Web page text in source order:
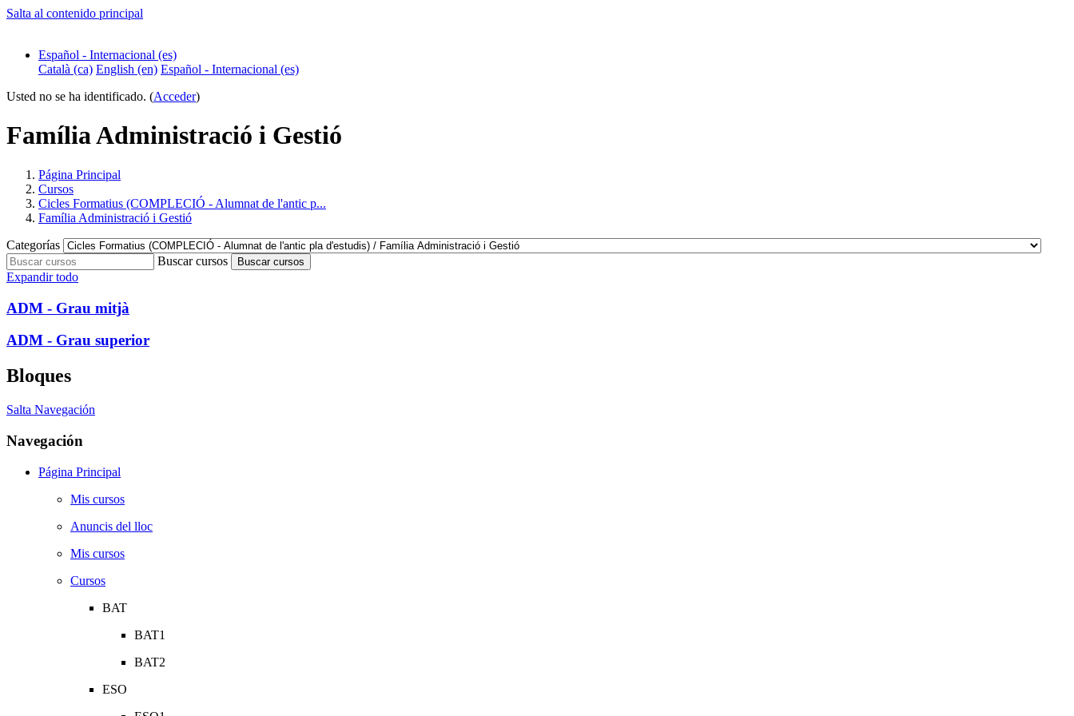
Salta al contenido principal
Español - Internacional ‎(es)‎
Català ‎(ca)‎ English ‎(en)‎ Español - Internacional ‎(es)‎
Usted no se ha identificado. (Acceder)
Família Administració i Gestió
Página Principal
Cursos
Cicles Formatius (COMPLECIÓ - Alumnat de l'antic p...
Família Administració i Gestió
Categorías
Buscar cursos
Buscar cursos
Expandir todo
ADM - Grau mitjà
ADM - Grau superior
Bloques
Salta Navegación
Navegación
Página Principal
Mis cursos
Anuncis del lloc
Mis cursos
Cursos
BAT
BAT1
BAT2
ESO